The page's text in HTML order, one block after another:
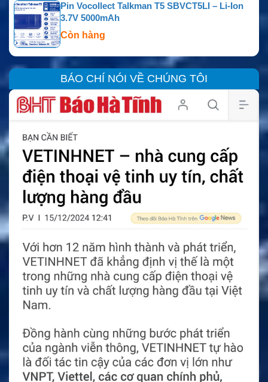
Pin Vocollect Talkman T5 SBVCT5LI – Li-Ion
3.7V 5000mAh
Còn hàng
BÁO CHÍ NÓI VỀ CHÚNG TÔI